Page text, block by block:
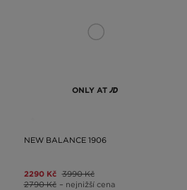
ONLY AT
NEW BALANCE 1906
2290 Kč 3990 Kč
2790 Kč – nejnižší cena